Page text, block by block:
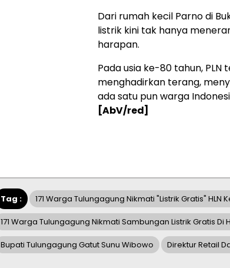
Dari rumah kecil Parno di
listrik kini tak hanya
harapan.
Pada usia ke-80 tahun,
menghadirkan terang,
ada satu pun warga
[AbV/red]
Tag : 171 Warga Tulungagung Nikmati "Listrik Gratis" HLN
171 Warga Tulungagung Nikmati Sambungan Listrik Gratis Di
Bupati Tulungagung Gatut Sunu Wibowo Direktur Retail